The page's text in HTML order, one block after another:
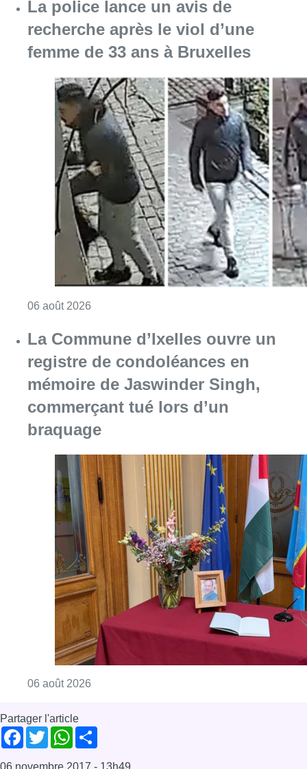
La police lance un avis de
recherche après le viol d’une
femme de 33 ans à Bruxelles
06 août 2026
La Commune d’Ixelles ouvre un
registre de condoléances en
mémoire de Jaswinder Singh,
commerçant tué lors d’un
braquage
06 août 2026
Partager l'article
Facebook
TwitterWhatsApp